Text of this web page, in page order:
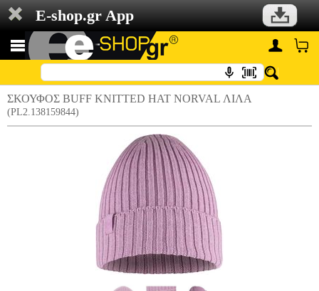
E-shop.gr App
ΣΚΟΥΦΟΣ BUFF KNITTED HAT NORVAL ΛΙΛΑ
(PL2.138159844)